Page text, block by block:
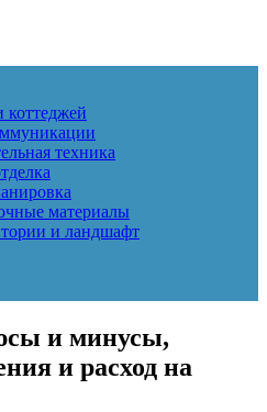
коттеджей
техника
материалы
и ландшафт
и минусы,
и расход на